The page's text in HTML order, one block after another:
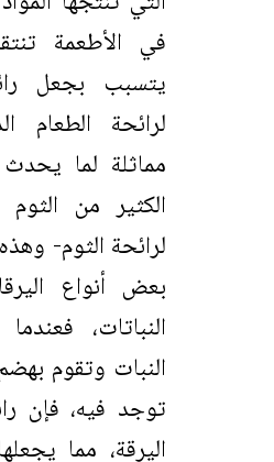
في الأطعمة
يتسبب بجعل
لرائحة الطعام
مماثلة لما يحدث
الكثير من
لرائحة الثوم-
بعض أنواع
النباتات،
النبات وتقوم
توجد فيه، فإن
اليرقة، مما